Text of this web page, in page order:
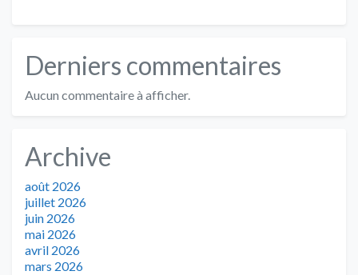
Derniers commentaires
Aucun commentaire à afficher.
Archive
août 2026
juillet 2026
juin 2026
mai 2026
avril 2026
mars 2026